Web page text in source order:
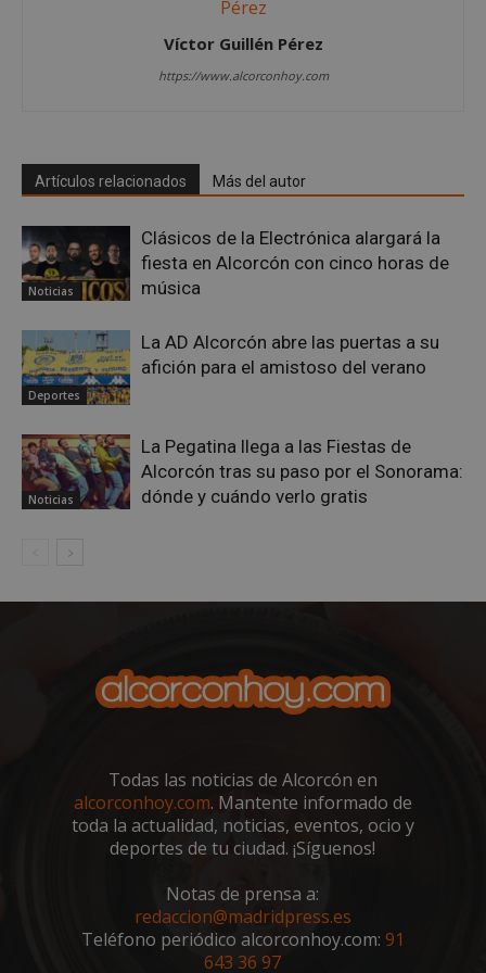
Víctor Guillén Pérez
https://www.alcorconhoy.com
Artículos relacionados Más del autor
Noticias
Clásicos de la Electrónica alargará la
fiesta en Alcorcón con cinco horas de
música
Deportes
La AD Alcorcón abre las puertas a su
afición para el amistoso del verano
Noticias
La Pegatina llega a las Fiestas de
Alcorcón tras su paso por el Sonorama:
dónde y cuándo verlo gratis
Todas las noticias de Alcorcón en
alcorconhoy.com. Mantente informado de
toda la actualidad, noticias, eventos, ocio y
deportes de tu ciudad. ¡Síguenos!
Notas de prensa a:
redaccion@madridpress.es
Teléfono periódico alcorconhoy.com: 91
643 36 97
Cookies de rendimiento
Cookies de preferencias
Cookies de funcionalidad
funcionalidad principal del sitio web, como el
inicio de sesión de usuario y la gestión de cuentas.
El sitio web no se puede utilizar correctamente sin
Nombre
Proveedor/
Dominio
PHPSESSID
embed.bsky.app
Google